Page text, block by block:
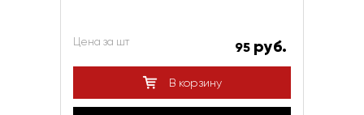
Цена за шт 95 руб.
В корзину